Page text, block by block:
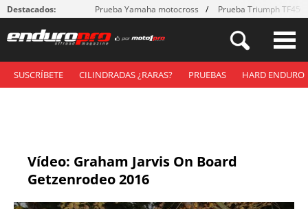
Destacados: Prueba Yamaha motocross Prueba Triumph
SUSCRÍBETE CILINDRADAS ¿RARAS? PRUEBAS HARD ENDURO
Vídeo: Graham Jarvis On Board
Getzenrodeo 2016